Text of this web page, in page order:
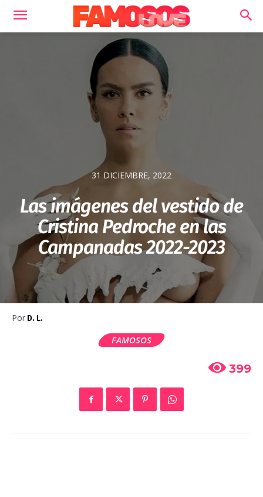
31 DICIEMBRE, 2022
Las imágenes del vestido de
Cristina Pedroche en las
Campanadas 2022-2023
Por D. L.
FAMOSOS
399